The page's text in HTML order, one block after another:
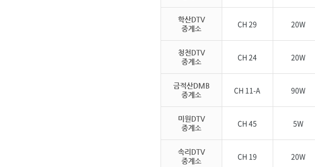
학산DTV
중계소
CH 29 20W
청천DTV
중계소
CH 24 20W
금적산DMB
중계소
CH 11-A 90W
미원DTV
중계소
CH 45 5W
속리DTV
중계소
CH 19 20W